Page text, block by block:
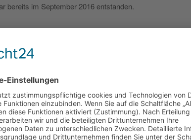
bereits im September 2016 entstanden.
aufgenommen worden zu sein und danken für
hoffen, mit unserer Arbeit vielen Kindern ein
zu können.“ Bei ihren Aktivitäten und
gemeinsam und stärken auf diese Weise den
sich jeden Mittwoch um 16.30 Uhr auf dem
die Pfadfinderei erfahren möchte, kann gern
Kinder mögen sich bitte vorher unterinfo@dpsg-